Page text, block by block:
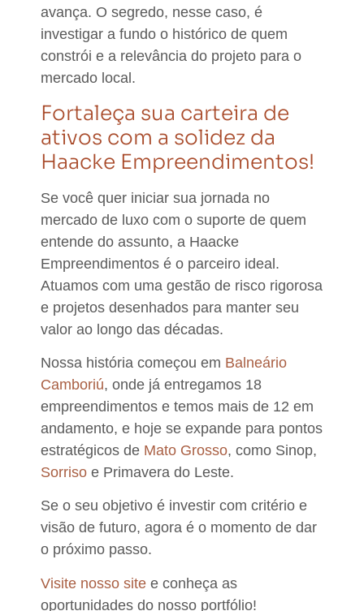
avança. O segredo, nesse caso, é
investigar a fundo o histórico de quem
constrói e a relevância do projeto para o
mercado local.
Fortaleça sua carteira de
ativos com a solidez da
Haacke Empreendimentos!
Se você quer iniciar sua jornada no
mercado de luxo com o suporte de quem
entende do assunto, a Haacke
Empreendimentos é o parceiro ideal.
Atuamos com uma gestão de risco rigorosa
e projetos desenhados para manter seu
valor ao longo das décadas.
Nossa história começou em Balneário
Camboriú, onde já entregamos 18
empreendimentos e temos mais de 12 em
andamento, e hoje se expande para pontos
estratégicos de Mato Grosso, como Sinop,
Sorriso e Primavera do Leste.
Se o seu objetivo é investir com critério e
visão de futuro, agora é o momento de dar
o próximo passo.
Visite nosso site e conheça as
oportunidades do nosso portfólio!